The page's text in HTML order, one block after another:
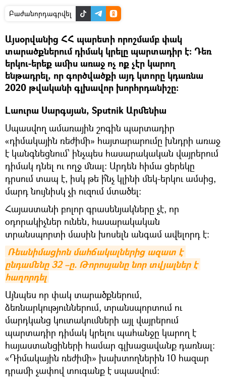
Բաժանորդագրվել
Այսօրվանից ՀՀ պարետի որոշմամբ փակ
տարածքներում դիմակ կրելը պարտադիր է։ Դեռ
երկու-երեք ամիս առաջ ոչ ոք չէր կարող
ենթադրել, որ գործվածքի այդ կտորը կդառնա
2020 թվականի գլխավոր խորհրդանիշը։
Լաուրա Սարգսյան, Sputnik Արմենիա
Սպասվող ամառային շոգին պարտադիր
«դիմակային ռեժիմի» հայտարարումը խնդրի առաջ
է կանգնեցնում՝ ինչպես հասարակական վայրերում
դիմակ դնել ու ողջ մնալ։ Արդեն հիմա ցերեկը
դրսում տապ է, իսկ թե ի՞նչ կլինի մեկ-երկու ամսից,
մարդ նույնիսկ չի ուզում մտածել։
Հայաստանի բոլոր գրասենյակները չէ, որ
օդորակիչներ ունեն, հասարակական
տրանսպորտի մասին խոսելն անգամ ավելորդ է։
Ռեանիմացիոն մահճակալներից ազատ է
ընդամենը 32 –ը. Թորոսյանը նոր տվյալներ է
հաղորդել
Այնպես որ փակ տարածքներում,
ձեռնարկություններում, տրանսպորտում ու
մարդկանց կուտակումների այլ վայրերում
պարտադիր դիմակ կրելու պահանջը կարող է
հայաստանցիների համար գլխացավանք դառնալ։
«Դիմակային ռեժիմի» խախտողներին 10 հազար
դրամի չափով տուգանք է սպասվում։